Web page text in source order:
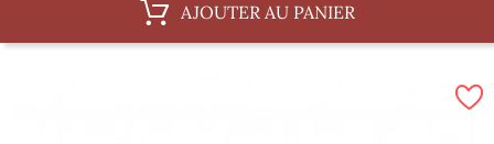
AJOUTER AU PANIER